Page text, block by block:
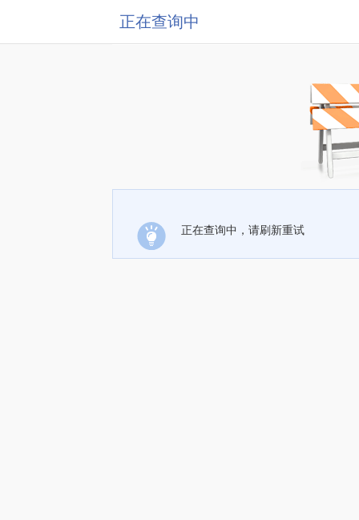
正在查询中
正在查询中，请刷新重试